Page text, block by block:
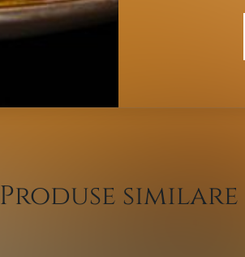
Produse similare